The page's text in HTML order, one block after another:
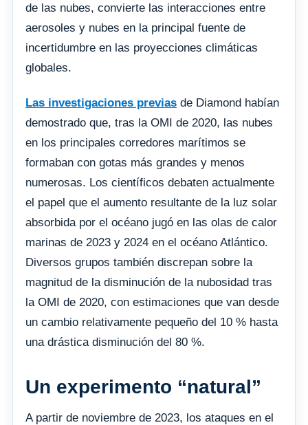
de las nubes, convierte las interacciones entre
aerosoles y nubes en la principal fuente de
incertidumbre en las proyecciones climáticas
globales.
Las investigaciones previas de Diamond habían
demostrado que, tras la OMI de 2020, las nubes
en los principales corredores marítimos se
formaban con gotas más grandes y menos
numerosas. Los científicos debaten actualmente
el papel que el aumento resultante de la luz solar
absorbida por el océano jugó en las olas de calor
marinas de 2023 y 2024 en el océano Atlántico.
Diversos grupos también discrepan sobre la
magnitud de la disminución de la nubosidad tras
la OMI de 2020, con estimaciones que van desde
un cambio relativamente pequeño del 10 % hasta
una drástica disminución del 80 %.
Un experimento “natural”
A partir de noviembre de 2023, los ataques en el